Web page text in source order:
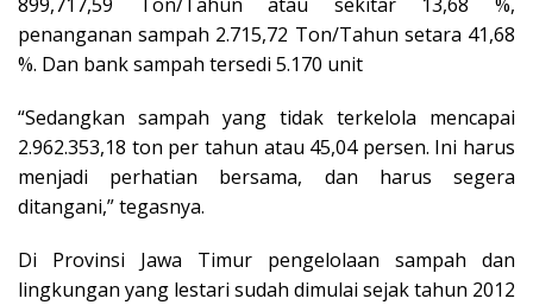
penanganan sampah 2.715,72 Ton/Tahun setara 41,68
%. Dan bank sampah tersedi 5.170 unit
“Sedangkan sampah yang tidak terkelola mencapai
2.962.353,18 ton per tahun atau 45,04 persen. Ini harus
menjadi perhatian bersama, dan harus segera
ditangani,” tegasnya.
Di Provinsi Jawa Timur pengelolaan sampah dan
lingkungan yang lestari sudah dimulai sejak tahun 2012